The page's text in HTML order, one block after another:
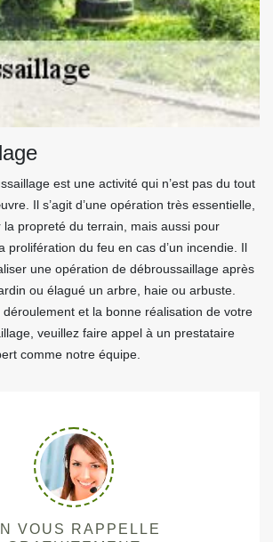
est une activité qui n’est pas du tout
Il s’agit d’une opération très essentielle,
la propreté du terrain, mais aussi pour
prolifération du feu en cas d’un incendie. Il
une opération de débroussaillage après
ou élagué un arbre, haie ou arbuste.
et la bonne réalisation de votre
veuillez faire appel à un prestataire
comme notre équipe.
VOUS RAPPELLE